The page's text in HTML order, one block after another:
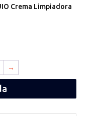
Crema Limpiadora
→